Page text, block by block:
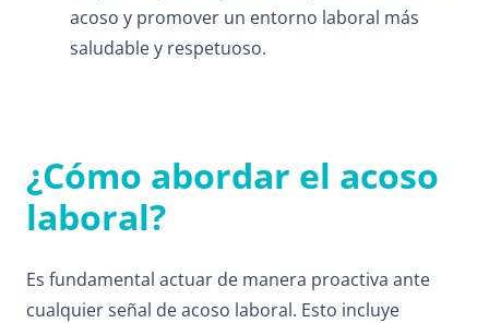
acoso y promover un entorno laboral más
saludable y respetuoso.
¿Cómo abordar el acoso
laboral?
Es fundamental actuar de manera proactiva ante
cualquier señal de acoso laboral. Esto incluye